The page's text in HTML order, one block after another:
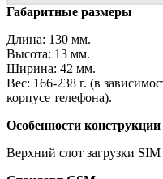
Габаритные размеры
Длина: 130 мм.
Высота: 13 мм.
Ширина: 42 мм.
Вес: 166-238 г. (в
корпусе телефона).
Особенности конструкции
Верхний слот загрузки